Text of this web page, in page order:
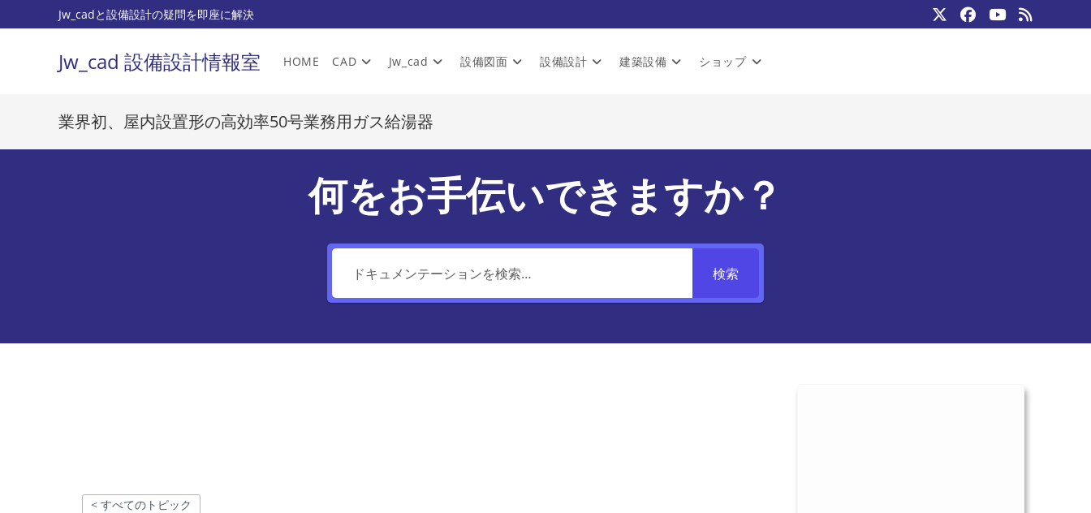
ン
キ
Jw_cadと設備設計の疑問を即座に解決
Jw_cad 設備設計情報室 HOME CAD Jw_cad 設備図面 設備設計 建築設備 ショップ
業界初、屋内設置形の高効率50号業務用ガス給湯器
何をお手伝いできますか？
検索
< すべてのトピック